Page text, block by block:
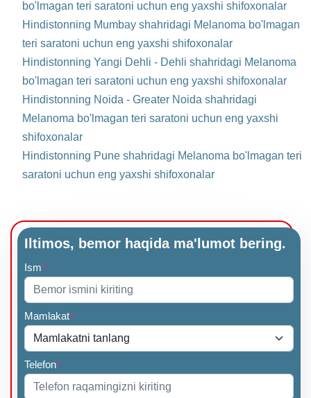
bo'lmagan teri saratoni uchun eng yaxshi shifoxonalar
Hindistonning Mumbay shahridagi Melanoma bo'lmagan
teri saratoni uchun eng yaxshi shifoxonalar
Hindistonning Yangi Dehli - Dehli shahridagi Melanoma
bo'lmagan teri saratoni uchun eng yaxshi shifoxonalar
Hindistonning Noida - Greater Noida shahridagi
Melanoma bo'lmagan teri saratoni uchun eng yaxshi
shifoxonalar
Hindistonning Pune shahridagi Melanoma bo'lmagan teri
saratoni uchun eng yaxshi shifoxonalar
Iltimos, bemor haqida ma'lumot bering.
Ism*
Mamlakat*
Telefon*